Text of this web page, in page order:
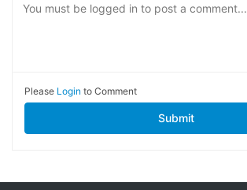
You must be logged in to post a comment...
Please Login to Comment
Submit